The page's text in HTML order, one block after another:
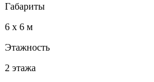
Габариты
6 х 6​ м
Этажность
2 этажа